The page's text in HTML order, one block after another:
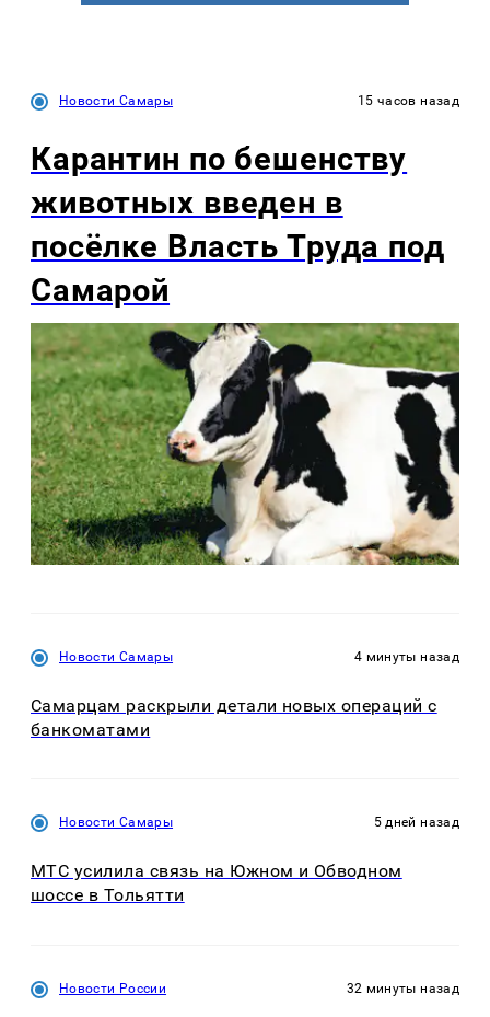
Новости Самары 15 часов назад
Карантин по бешенству
животных введен в
посёлке Власть Труда под
Самарой
Новости Самары 4 минуты назад
Самарцам раскрыли детали новых операций с
банкоматами
Новости Самары 5 дней назад
МТС усилила связь на Южном и Обводном
шоссе в Тольятти
Новости России 32 минуты назад